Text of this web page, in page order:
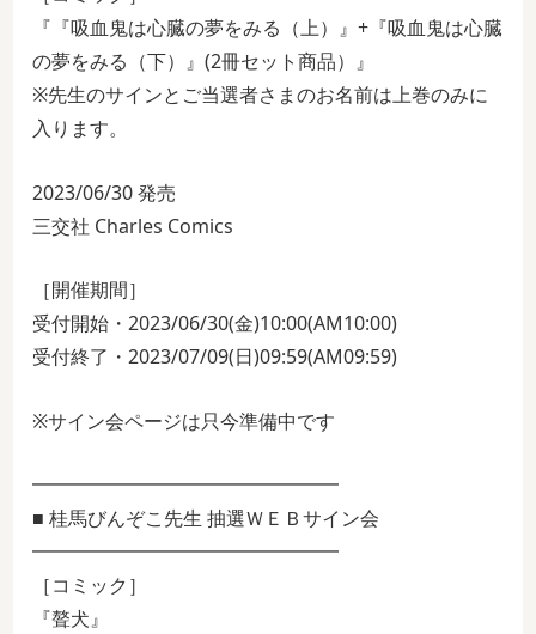
『『吸血鬼は心臓の夢をみる（上）』+『吸血鬼は心臓
の夢をみる（下）』(2冊セット商品）』
※先生のサインとご当選者さまのお名前は上巻のみに
入ります。
2023/06/30 発売
三交社 Charles Comics
［開催期間］
受付開始・2023/06/30(金)10:00(AM10:00)
受付終了・2023/07/09(日)09:59(AM09:59)
※サイン会ページは只今準備中です
━━━━━━━━━━━━━━━━
■ 桂馬びんぞこ先生 抽選ＷＥＢサイン会
━━━━━━━━━━━━━━━━
［コミック］
『聱犬』